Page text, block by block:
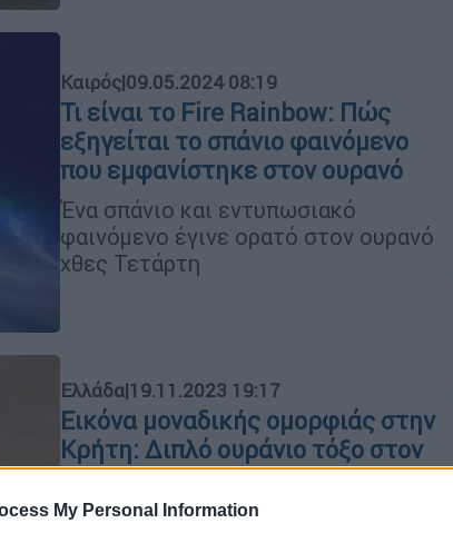
My Personal Information
Καιρός|09.05.2024 08:19
Τι είναι το Fire Rainbow: Πώς
εξηγείται το σπάνιο φαινόμενο
που εμφανίστηκε στον ουρανό
Ένα σπάνιο και εντυπωσιακό
φαινόμενο έγινε ορατό στον ουρανό
χθες Τετάρτη
Ελλάδα|19.11.2023 19:17
Εικόνα μοναδικής ομορφιάς στην
Κρήτη: Διπλό ουράνιο τόξο στον
ουρανό - Πώς εξηγείται το σπάνιο
φαινόμενο